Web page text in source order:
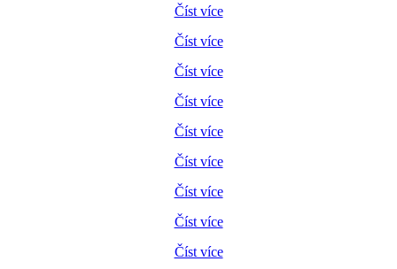
Číst více
Číst více
Číst více
Číst více
Číst více
Číst více
Číst více
Číst více
Číst více